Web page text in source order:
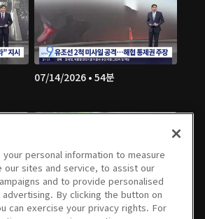
07/14/2026 • 54분
07/06/2026 • 56분
personal information to measure
our sites and service, to assist our
and to provide personalised
By clicking the button on
can exercise your privacy rights. For